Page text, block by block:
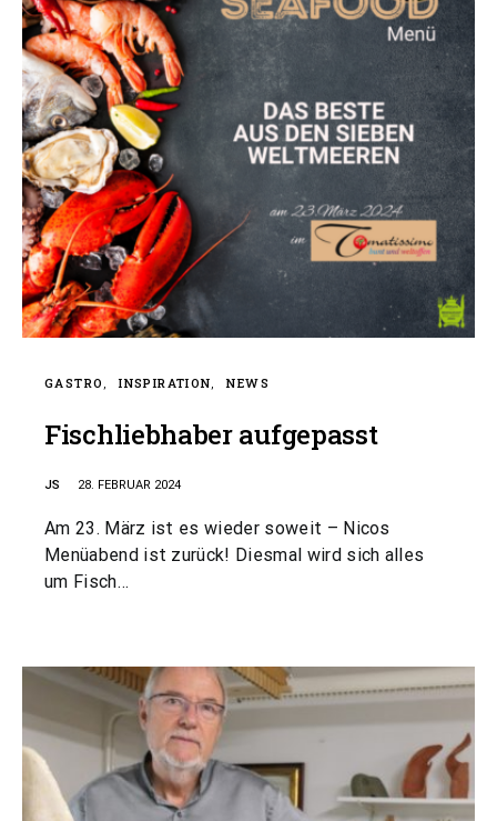
GASTRO INSPIRATION NEWS
Fischliebhaber aufgepasst
JS 28. FEBRUAR 2024
Am 23. März ist es wieder soweit – Nicos
Menüabend ist zurück! Diesmal wird sich alles
um Fisch…